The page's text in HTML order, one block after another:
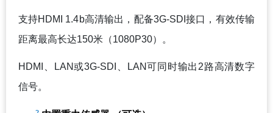
支持HDMI 1.4b高清输出，配备3G-SDI接口，有效传输
距离最高长达150米（1080P30）。
HDMI
、LAN或3G-SDI、LAN可同时输出2路高清数字
信号。